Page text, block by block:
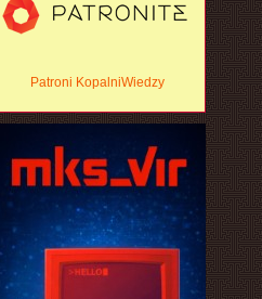
Patroni KopalniWiedzy